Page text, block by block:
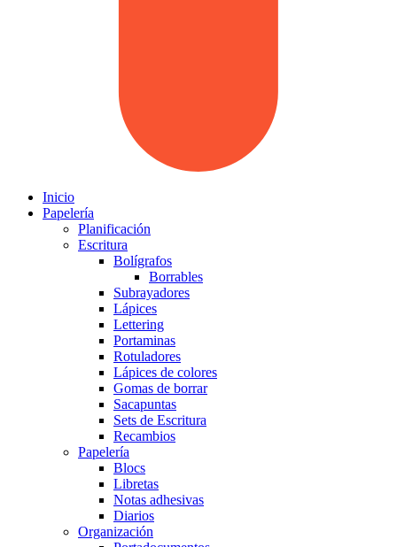
Inicio
Papelería
Planificación
Escritura
Bolígrafos
Borrables
Subrayadores
Lápices
Lettering
Portaminas
Rotuladores
Lápices de colores
Gomas de borrar
Sacapuntas
Sets de Escritura
Recambios
Papelería
Blocs
Libretas
Notas adhesivas
Diarios
Organización